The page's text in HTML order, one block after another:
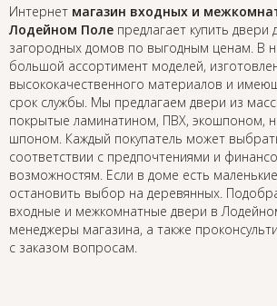
Интернет магазин входных и
Лодейном Поле предлагает купить двери
загородных домов по выгодным ценам. В
большой ассортимент моделей,
высококачественного материалов и
срок службы. Мы предлагаем двери из
покрытые ламинатином, ПВХ, экошпоном,
шпоном. Каждый покупатель может
соответствии с предпочтениями и
возможностям. Если в доме есть
остановить выбор на деревянных.
входные и межкомнатные двери в
менеджеры магазина, а также
с заказом вопросам.